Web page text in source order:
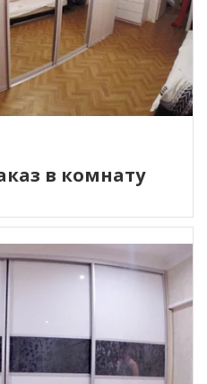
в комнату